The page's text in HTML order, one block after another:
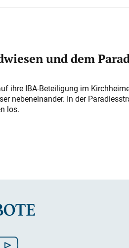
und dem
ihre IBA-Beteiligung im
nebeneinander. In der
los.